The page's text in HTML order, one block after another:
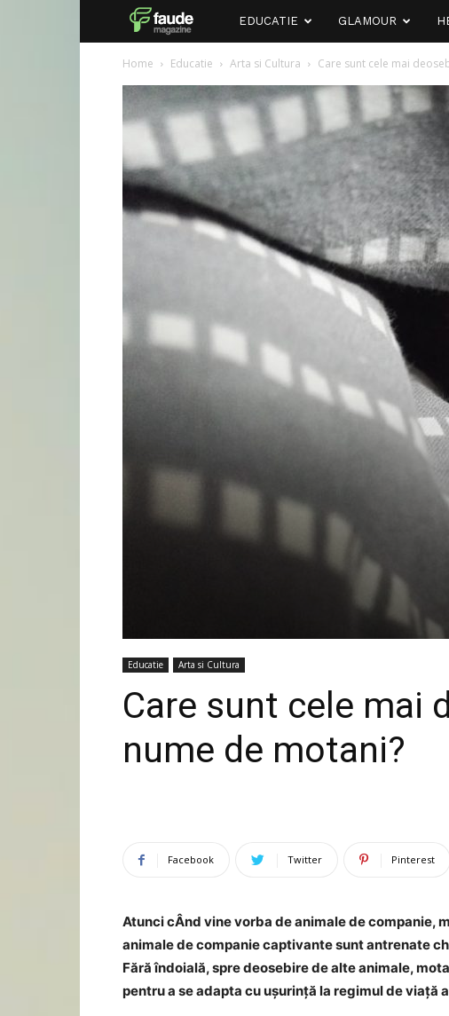
Faude
EDUCATIE GLAMOUR
Home Educatie Arta si Cultura Care sunt cele mai
Educatie Arta si Cultura
Care sunt cele mai
nume de motani?
Facebook Twitter Pinterest
Atunci cÂnd vine vorba de animale de companie,
animale de companie captivante sunt antrenate
Fără îndoială, spre deosebire de alte animale,
pentru a se adapta cu ușurință la regimul de viață